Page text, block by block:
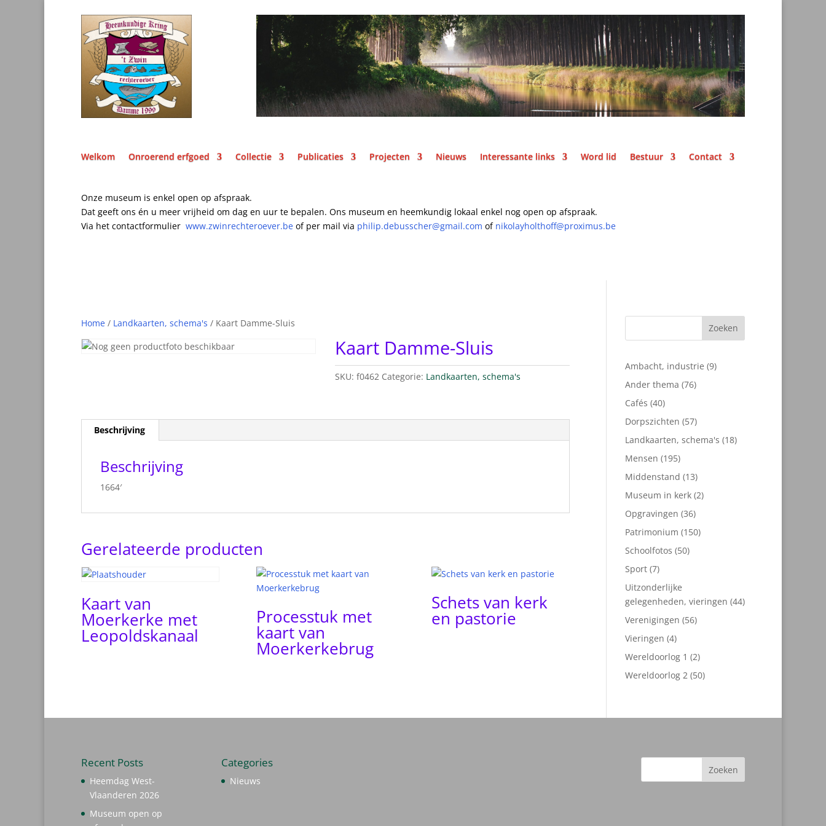
Welkom Onroerend erfgoed Collectie Publicaties Projecten Nieuws Interessante links Word lid Bestuur Contact
Onze museum is enkel open op afspraak.
Dat geeft ons én u meer vrijheid om dag en uur te bepalen. Ons museum en heemkundig lokaal enkel nog open op afspraak.
Via het contactformulier www.zwinrechteroever.be of per mail via philip.debusscher@gmail.com of nikolayholthoff@proximus.be
Home / Landkaarten, schema's / Kaart Damme-Sluis
Kaart Damme-Sluis
SKU:f0462 Categorie: Landkaarten, schema's
Beschrijving
Beschrijving
1664′
Gerelateerde producten
Kaart van
Moerkerke met
Leopoldskanaal
Processtuk met
kaart van
Moerkerkebrug
Schets van kerk
en pastorie
Zoeken
Ambacht, industrie 99
Ander thema 7676
Cafés 4040
producten
Dorpszichten 5757
producten
Landkaarten, schema's 1818
Mensen 195195
producten
Middenstand 1313
producten
Museum in kerk 22
Opgravingen 3636
producten
Patrimonium 150150
Schoolfotos 5050
Sport 77
producten
Uitzonderlijke
gelegenheden, vieringen 4444
Verenigingen 5656
Vieringen 44
producten
Wereldoorlog 1 22
producten
Wereldoorlog 2 5050
Recent Posts
Heemdag West-
Vlaanderen 2026
Museum open op
Categories
Nieuws